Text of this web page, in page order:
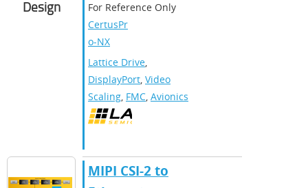
Design
For Reference Only
CertusPr
o-NX
Lattice Drive,
DisplayPort, Video
Scaling, FMC, Avionics
MIPI CSI-2 to